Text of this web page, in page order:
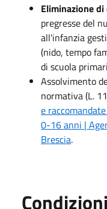
Eliminazione
pregresse del
all'infanzia
(nido, tempo
di scuola
Assolvimento
normativa (L.
e
0-16 anni |
Brescia.